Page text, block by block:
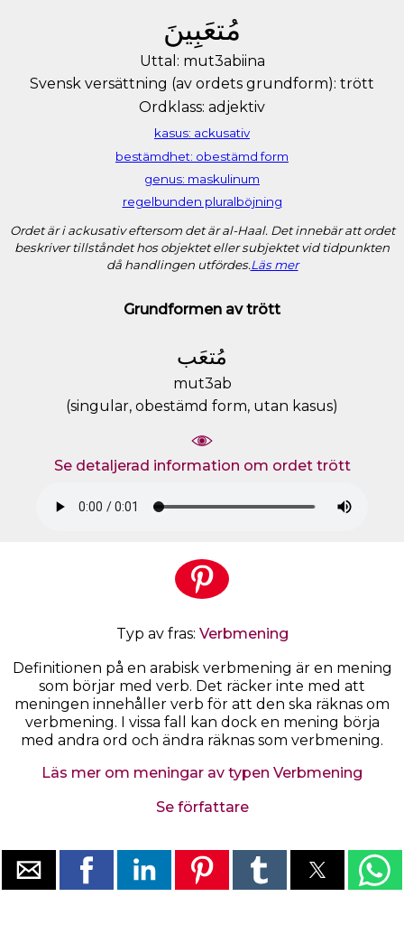
ﻣُﺘﻌَﺒِﻴﻦَ
Uttal: mut3abiina
Svensk versättning (av ordets grundform): trött
Ordklass: adjektiv
kasus: ackusativ
bestämdhet: obestämd form
genus: maskulinum
regelbunden pluralböjning
Ordet är i ackusativ eftersom det är al-Haal. Det innebär att ordet
beskriver tillståndet hos objektet eller subjektet vid tidpunkten
då handlingen utfördes.Läs mer
Grundformen av trött
ﻣُﺘﻌَﺐ
mut3ab
(singular, obestämd form, utan kasus)
Se detaljerad information om ordet trött
Typ av fras: Verbmening
Definitionen på en arabisk verbmening är en mening
som börjar med verb. Det räcker inte med att
meningen innehåller verb för att den ska räknas om
verbmening. I vissa fall kan dock en mening börja
med andra ord och ändra räknas som verbmening.
Läs mer om meningar av typen Verbmening
Se författare